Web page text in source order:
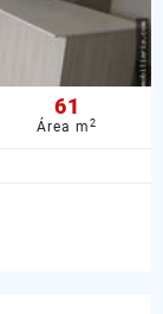
61
Área m2